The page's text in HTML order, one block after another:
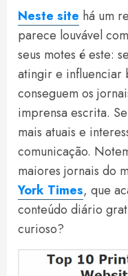
Neste site há um
parece louvável
seus motes é este:
atingir e influenciar
conseguem os
imprensa escrita.
mais atuais e
comunicação.
maiores jornais do
York Times, que
conteúdo diário
curioso?